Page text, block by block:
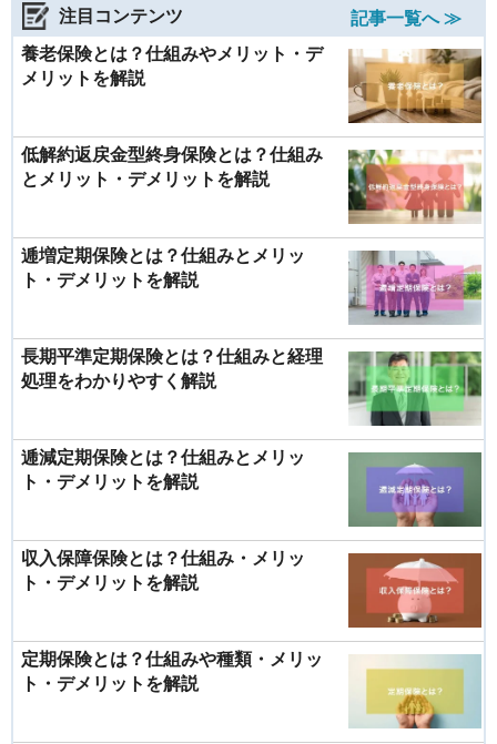
注目コンテンツ
記事一覧へ ≫
養老保険とは？仕組みやメリット・デ
メリットを解説
低解約返戻金型終身保険とは？仕組み
とメリット・デメリットを解説
逓増定期保険とは？仕組みとメリッ
ト・デメリットを解説
長期平準定期保険とは？仕組みと経理
処理をわかりやすく解説
逓減定期保険とは？仕組みとメリッ
ト・デメリットを解説
収入保障保険とは？仕組み・メリッ
ト・デメリットを解説
定期保険とは？仕組みや種類・メリッ
ト・デメリットを解説